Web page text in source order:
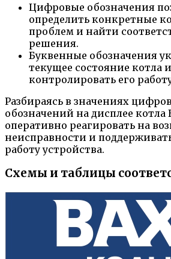
Цифровые обозначения
определить конкретные
проблем и найти
решения.
Буквенные обозначения
текущее состояние котла
контролировать его
Разбираясь в значениях
обозначений на дисплее котла
оперативно реагировать на
неисправности и
работу устройства.
Схемы и таблицы